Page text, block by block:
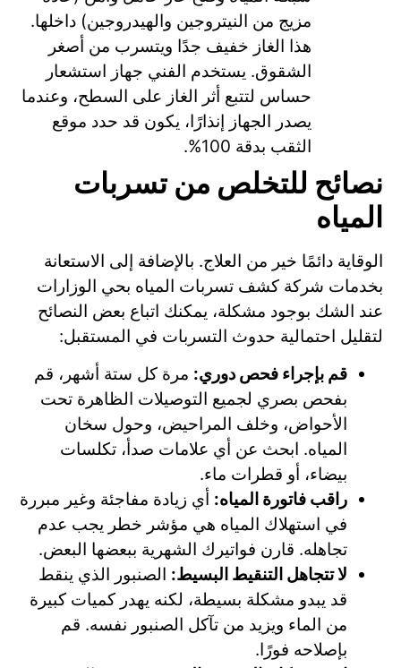
مزيج من النيتروجين والهيدروجين) داخلها.
هذا الغاز خفيف جدًا ويتسرب من أصغر
الشقوق. يستخدم الفني جهاز استشعار
حساس لتتبع أثر الغاز على السطح، وعندما
يصدر الجهاز إنذارًا، يكون قد حدد موقع
الثقب بدقة 100%.
نصائح للتخلص من تسربات
المياه
الوقاية دائمًا خير من العلاج. بالإضافة إلى الاستعانة
بخدمات شركة كشف تسربات المياه بحي الوزارات
عند الشك بوجود مشكلة، يمكنك اتباع بعض النصائح
لتقليل احتمالية حدوث التسربات في المستقبل:
قم بإجراء فحص دوري: مرة كل ستة أشهر، قم
بفحص بصري لجميع التوصيلات الظاهرة تحت
الأحواض، وخلف المراحيض، وحول سخان
المياه. ابحث عن أي علامات صدأ، تكلسات
بيضاء، أو قطرات ماء.
راقب فاتورة المياه: أي زيادة مفاجئة وغير مبررة
في استهلاك المياه هي مؤشر خطر يجب عدم
تجاهله. قارن فواتيرك الشهرية ببعضها البعض.
لا تتجاهل التنقيط البسيط: الصنبور الذي ينقط
قد يبدو مشكلة بسيطة، لكنه يهدر كميات كبيرة
من الماء ويزيد من تآكل الصنبور نفسه. قم
بإصلاحه فورًا.